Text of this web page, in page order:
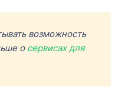
возможность
о сервисах для